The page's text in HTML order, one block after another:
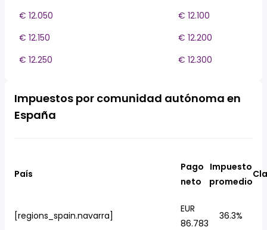
€ 12.050
€ 12.100
€ 12.150
€ 12.200
€ 12.250
€ 12.300
Impuestos por comunidad autónoma en
España
País
Pago
neto
Impuesto
promedio
[regions_spain.navarra]
EUR
86.783
36.3%